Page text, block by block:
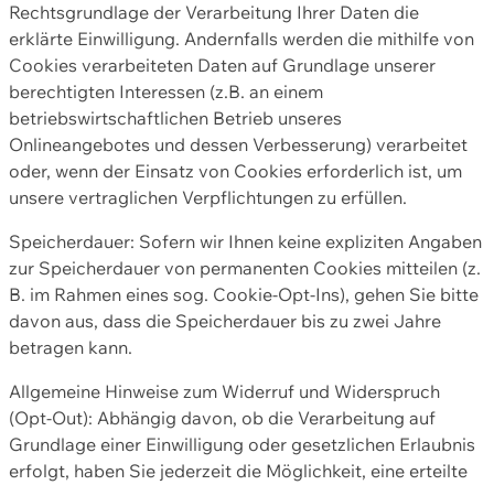
Rechtsgrundlage der Verarbeitung Ihrer Daten die
erklärte Einwilligung. Andernfalls werden die mithilfe von
Cookies verarbeiteten Daten auf Grundlage unserer
berechtigten Interessen (z.B. an einem
betriebswirtschaftlichen Betrieb unseres
Onlineangebotes und dessen Verbesserung) verarbeitet
oder, wenn der Einsatz von Cookies erforderlich ist, um
unsere vertraglichen Verpflichtungen zu erfüllen.
Speicherdauer: Sofern wir Ihnen keine expliziten Angaben
zur Speicherdauer von permanenten Cookies mitteilen (z.
B. im Rahmen eines sog. Cookie-Opt-Ins), gehen Sie bitte
davon aus, dass die Speicherdauer bis zu zwei Jahre
betragen kann.
Allgemeine Hinweise zum Widerruf und Widerspruch
(Opt-Out): Abhängig davon, ob die Verarbeitung auf
Grundlage einer Einwilligung oder gesetzlichen Erlaubnis
erfolgt, haben Sie jederzeit die Möglichkeit, eine erteilte